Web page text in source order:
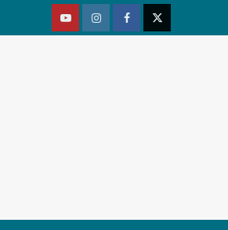
YoutubeVimeoFacebookTwitter